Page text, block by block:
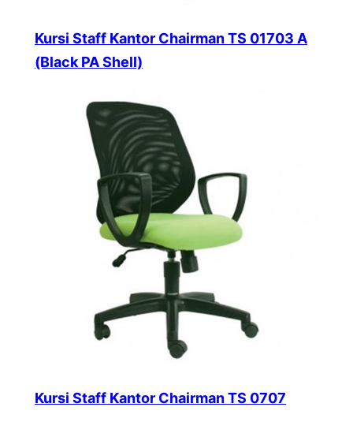
Kursi Staff Kantor Chairman TS 01703 A
(Black PA Shell)
Kursi Staff Kantor Chairman TS 0707